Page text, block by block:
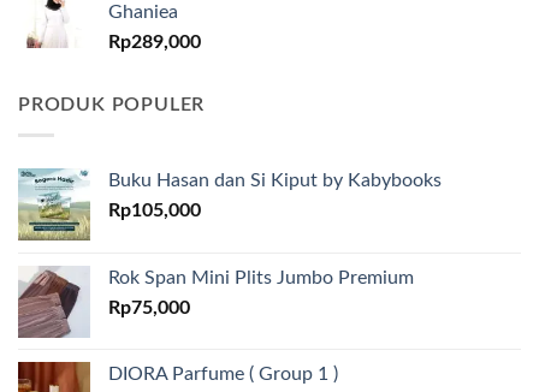
Ghaniea
Rp289,000
PRODUK POPULER
Buku Hasan dan Si Kiput by Kabybooks
Rp105,000
Rok Span Mini Plits Jumbo Premium
Rp75,000
DIORA Parfume ( Group 1 )